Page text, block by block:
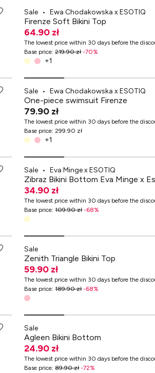
Sale • Ewa Chodakowska x ESOTIQ
Firenze Soft Bikini Top
64.90 zł
The lowest price within 30 days before the
Base price:219.90 zł-70%
+1
Sale • Ewa Chodakowska x ESOTIQ
One-piece swimsuit Firenze
79.90 zł
The lowest price within 30 days before the
Base price:299.90 zł
+1
Sale • Eva Minge x ESOTIQ
Zibraz Bikini Bottom Eva Minge x
34.90 zł
The lowest price within 30 days before the
Base price:109.90 zł-68%
Sale
Zenith Triangle Bikini Top
59.90 zł
The lowest price within 30 days before the
Base price:189.90 zł-68%
Sale
Agleen Bikini Bottom
24.90 zł
The lowest price within 30 days before the
Base price:89.90 zł-72%